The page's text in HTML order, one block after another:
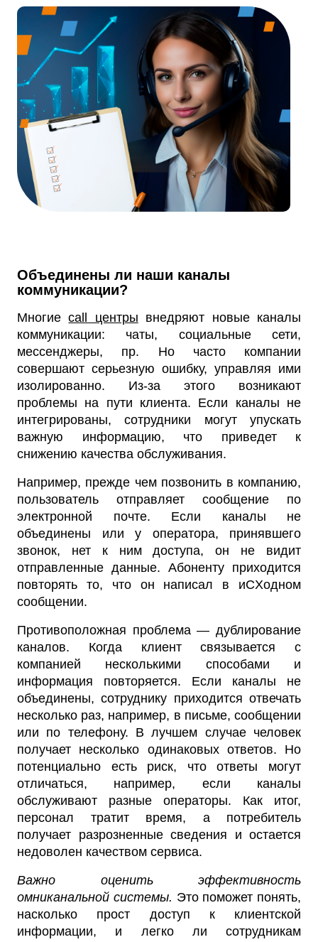
Объединены ли наши каналы
коммуникации?
Многиеcall центры внедряют новые каналы
коммуникации: чаты, социальные сети,
мессенджеры, пр. Но часто компании
совершают серьезную ошибку, управляя ими
изолированно. Из-за этого возникают
проблемы на пути клиента. Если каналы не
интегрированы, сотрудники могут упускать
важную информацию, что приведет к
снижению качества обслуживания.
Например, прежде чем позвонить в компанию,
пользователь отправляет сообщение по
электронной почте. Если каналы не
объединены или у оператора, принявшего
звонок, нет к ним доступа, он не видит
отправленные данные. Абоненту приходится
повторять то, что он написал в иCXодном
сообщении.
Противоположная проблема — дублирование
каналов. Когда клиент связывается с
компанией несколькими способами и
информация повторяется. Если каналы не
объединены, сотруднику приходится отвечать
несколько раз, например, в письме, сообщении
или по телефону. В лучшем случае человек
получает несколько одинаковых ответов. Но
потенциально есть риск, что ответы могут
отличаться, например, если каналы
обслуживают разные операторы. Как итог,
персонал тратит время, а потребитель
получает разрозненные сведения и остается
недоволен качеством сервиса.
Важно оценить эффективность
омниканальной системы. Это поможет понять,
насколько прост доступ к клиентской
информации, и легко ли сотрудникам